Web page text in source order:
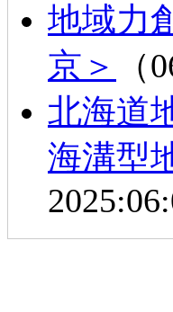
地域力
京＞
（
北海道
海溝型